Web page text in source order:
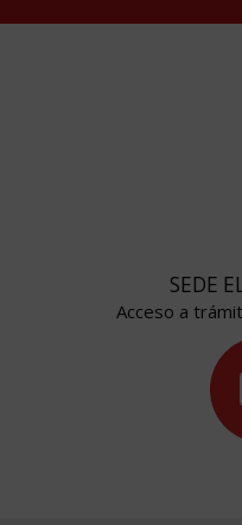
SEDE
Acceso a